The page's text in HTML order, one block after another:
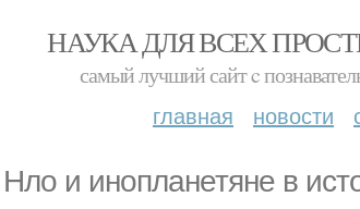
НАУКА ДЛЯ ВСЕХ
самый лучший сайт c
главная новости
Нло и инопланетяне в